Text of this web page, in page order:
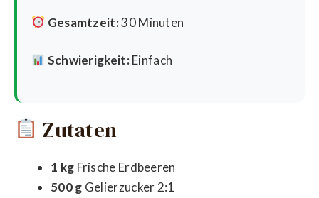
Gesamtzeit:30 Minuten
Schwierigkeit:Einfach
Zutaten
1 kg Frische Erdbeeren
500 g Gelierzucker 2:1